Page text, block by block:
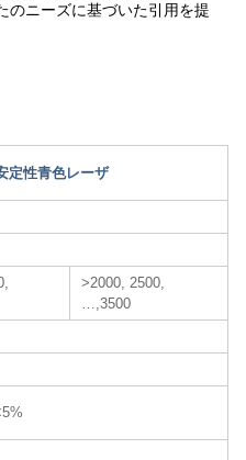
のニーズに基づいた引用を提
定性青色レーザ
>2000, 2500,
…,3500